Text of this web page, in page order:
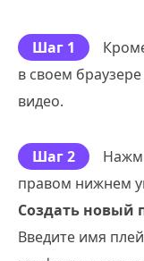
Шаг 1
в своем
видео.
Шаг 2
правом нижнем
Создать новый
Введите имя